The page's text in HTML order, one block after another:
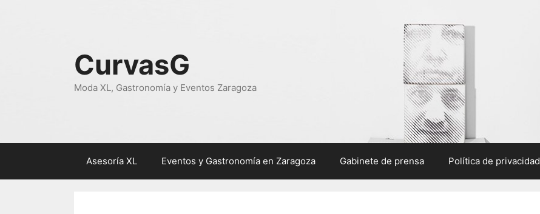
CurvasG
Moda XL, Gastronomía y Eventos Zaragoza
Asesoría XL Eventos y Gastronomía en Zaragoza Gabinete de prensa Política de privacidad